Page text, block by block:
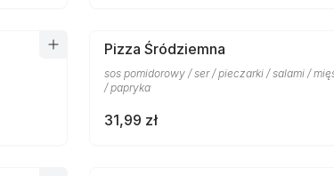
Pizza Śródziemna
sos pomidorowy / ser / pieczarki / salami /
/ papryka
31,99 zł